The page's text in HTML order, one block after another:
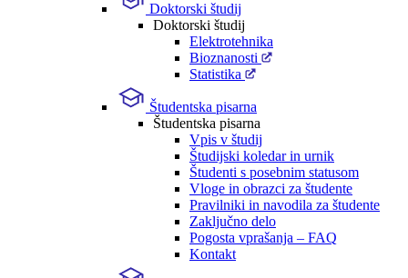
Doktorski študij
Doktorski študij
Elektrotehnika
Bioznanosti
Statistika
Študentska pisarna
Študentska pisarna
Vpis v študij
Študijski koledar in urnik
Študenti s posebnim statusom
Vloge in obrazci za študente
Pravilniki in navodila za študente
Zaključno delo
Pogosta vprašanja – FAQ
Kontakt